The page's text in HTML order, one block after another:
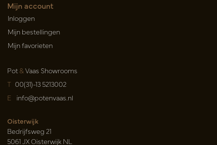
Mijn account
Inloggen
Mijn bestellingen
Mijn favorieten
Pot&Vaas Showrooms
T 00(31)-13 5213002
E info@potenvaas.nl
Oisterwijk
Bedrijfsweg 21
5061 JX Oisterwijk NL